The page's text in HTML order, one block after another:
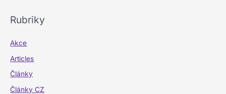
Rubriky
Akce
Articles
Články
Články CZ